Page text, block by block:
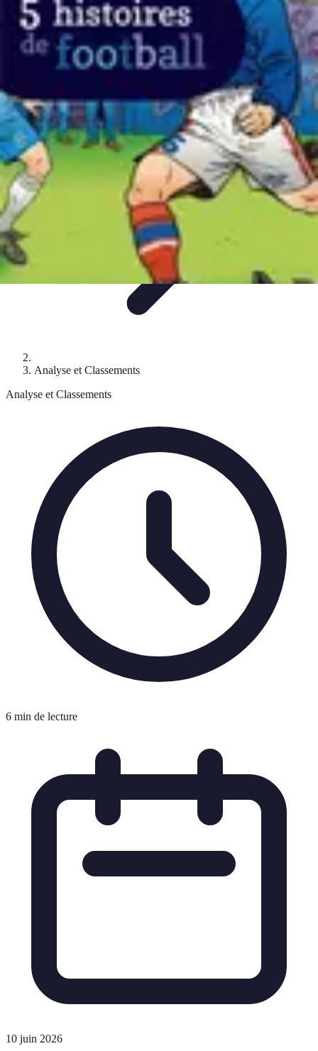
Top Footballeurs
Talents Émergentstalents émergentsHistoire du football
émergents
Tendances
Analyse et Classements
Analyse et Classements
6 min de lecture
10 juin 2026